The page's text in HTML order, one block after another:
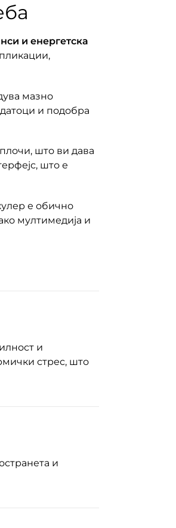
и енергетска
мазно
и подобра
што ви дава
што е
е обично
мултимедија и
и
стрес, што
и